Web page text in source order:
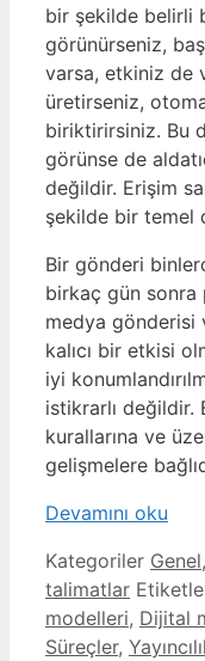
bir şekilde belirli
görünürseniz,
varsa, etkiniz de
üretirseniz,
biriktirirsiniz. Bu
görünse de
değildir. Erişim
şekilde bir temel
Bir gönderi
birkaç gün
medya gönderisi
kalıcı bir etkisi
iyi
istikrarlı
kurallarına ve
gelişmelere
Devamını oku
Kategoriler Genel,
talimatlar
modelleri, Dijital
Süreçler,